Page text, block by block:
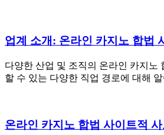
업계 소개: 온라인 카지노 합법
다양한 산업 및 조직의 온라인 카지노
할 수 있는 다양한 직업 경로에 대해
온라인 카지노 합법 사이트적